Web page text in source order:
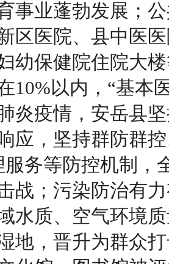
事业蓬勃发展；
区医院、县中医
幼保健院住院大
10%以内，“基本
炎疫情，安岳县
应，坚持群防群
服务等防控机制
战；污染防治有
水质、空气环境
地，晋升为群众